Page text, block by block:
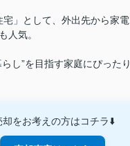
」として、外出先から家
人気。
し”を目指す家庭にぴったり
をお考えの方はコチラ⬇️